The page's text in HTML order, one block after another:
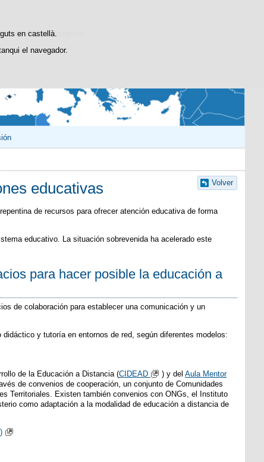
d'ús i satisfacció.
en castellà.
el navegador.
Volver
educativas
de recursos para ofrecer atención educativa de forma
educativo. La situación sobrevenida ha acelerado este
para hacer posible la educación a
de colaboración para establecer una comunicación y un
y tutoría en entornos de red, según diferentes modelos:
de la Educación a Distancia (CIDEAD ) y delAula Mentor
de convenios de cooperación, un conjunto de Comunidades
Territoriales. Existen también convenios con ONGs, el Instituto
como adaptación a la modalidad de educación a distancia de